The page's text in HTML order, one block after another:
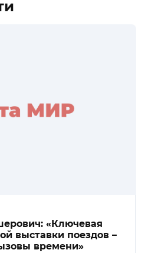
«Ключевая
выставки поездов –
времени»